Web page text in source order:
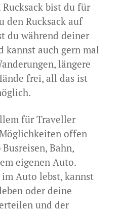
bist du für
den Rucksack auf
du während deiner
kannst auch gern mal
längere
frei, all das ist
für Traveller
offen
Bahn,
eigenen Auto.
Auto lebst, kannst
oder deine
und der